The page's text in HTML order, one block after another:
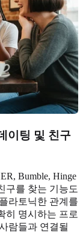
이팅 및 친구
Bumble, Hinge
구를 찾는 기능도
라토닉한 관계를
히 명시하는 프로
람들과 연결될